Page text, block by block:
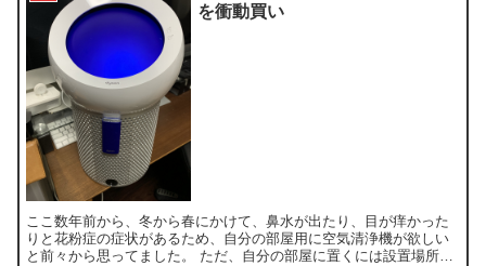
を衝動買い
ここ数年前から、冬から春にかけて、鼻水が出たり、目が痒かった
りと花粉症の症状があるため、自分の部屋用に空気清浄機が欲しい
と前々から思ってました。 ただ、自分の部屋に置くには設置場所の